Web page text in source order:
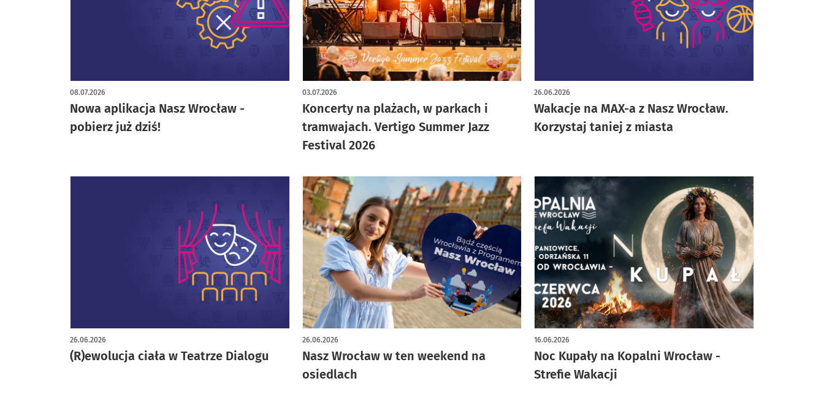
Nowa aplikacja Nasz Wrocław -
pobierz już dziś!
08.07.2026
Koncerty na plażach, w parkach i
tramwajach. Vertigo Summer Jazz
Festival 2026
03.07.2026
Wakacje na MAX-a z Nasz Wrocław.
Korzystaj taniej z miasta
26.06.2026
(R)ewolucja ciała w Teatrze Dialogu
26.06.2026
Nasz Wrocław w ten weekend na
osiedlach
26.06.2026
Noc Kupały na Kopalni Wrocław -
Strefie Wakacji
16.06.2026